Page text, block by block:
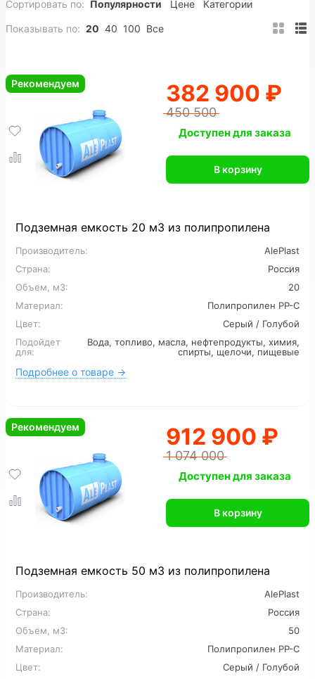
200 м3 Полипропиленовые ПНД
Вертикальные Горизонтальные
Конусные Утепленные
На заказ Промышленные
Для горячей воды Для питьевой воды
Для химии Для кислот
Пищевые Большие
Для сточных вод
Для канализации 8 м3
12 м3 16 м3
Сортировать по: Популярности Цене Категории
Показывать по: 20 40 100 Все
Подземная емкость 20 м3 из полипропилена
Производитель:
AlePlast
Страна:
Россия
Объем, м3:
20
Материал:
Полипропилен PP-C
Цвет:
Серый / Голубой
Подойдет
для:
Вода, топливо, масла, нефтепродукты, химия,
спирты, щелочи, пищевые
Подробнее о товаре →
382 900 ₽
450 500
Рекомендуем
Доступен для заказа
В корзину
Подземная емкость 50 м3 из полипропилена
Производитель:
AlePlast
Страна:
Россия
Объем, м3:
50
Материал:
Полипропилен PP-C
Цвет:
Серый / Голубой
912 900 ₽
1 074 000
Рекомендуем
Доступен для заказа
В корзину